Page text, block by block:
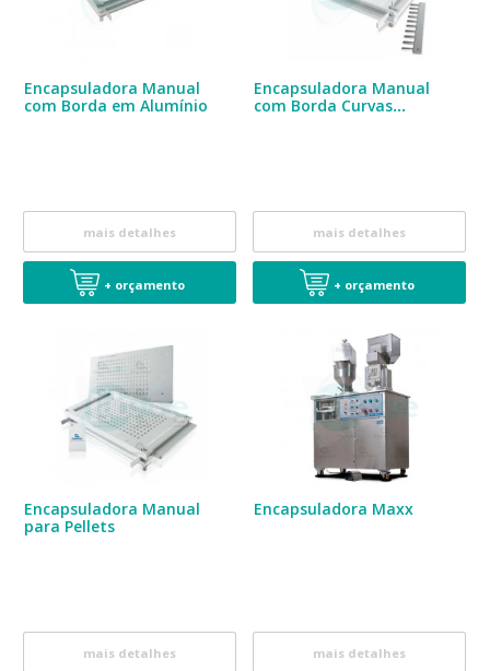
Encapsuladora Manual
com Borda em Alumínio
mais detalhes
+ orçamento
Encapsuladora Manual
com Borda Curvas
mais detalhes
+ orçamento
Encapsuladora Manual
para Pellets
mais detalhes
Encapsuladora Maxx
mais detalhes